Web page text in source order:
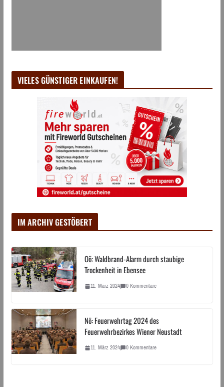
VIELES GÜNSTIGER EINKAUFEN!
IM ARCHIV GESTÖBERT
Oö: Waldbrand-Alarm durch staubige
Trockenheit in Ebensee
11. März 2024 0 Kommentare
Nö: Feuerwehrtag 2024 des
Feuerwehrbezirkes Wiener Neustadt
11. März 2024 0 Kommentare